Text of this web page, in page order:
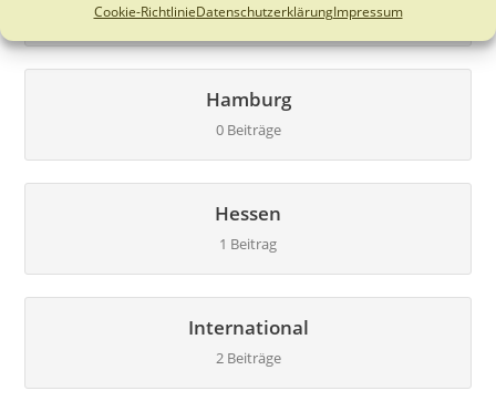
Cookie-RichtlinieDatenschutzerklärungImpressum
0 Beiträge
Hamburg
0 Beiträge
Hessen
1 Beitrag
International
2 Beiträge